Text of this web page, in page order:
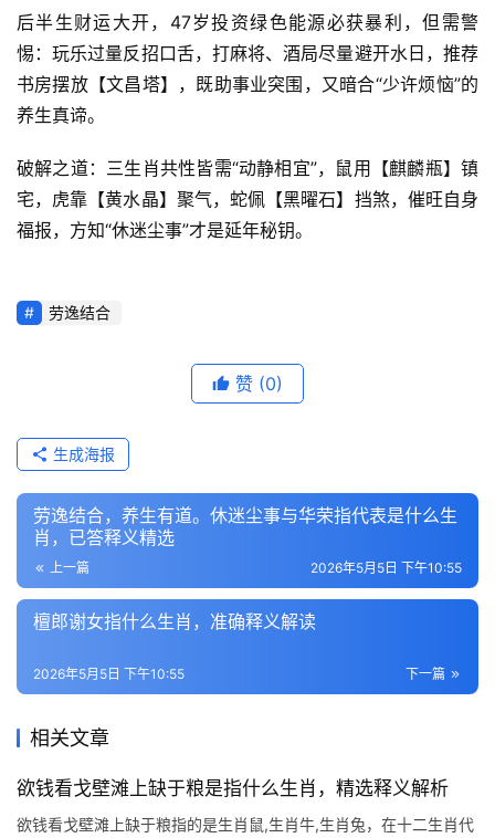
后半生财运大开，47岁投资绿色能源必获暴利，但需警
惕：玩乐过量反招口舌，打麻将、酒局尽量避开水日，推荐
书房摆放【文昌塔】，既助事业突围，又暗合“少许烦恼”的
养生真谛。
破解之道：三生肖共性皆需“动静相宜”，鼠用【麒麟瓶】镇
宅，虎靠【黄水晶】聚气，蛇佩【黑曜石】挡煞，催旺自身
福报，方知“休迷尘事”才是延年秘钥。
劳逸结合
赞 (0)
生成海报
劳逸结合，养生有道。休迷尘事与华荣指代表是什么生
肖，已答释义精选
上一篇 2026年5月5日 下午10:55
檀郎谢女指什么生肖，准确释义解读
下一篇
2026年5月5日 下午10:55
相关文章
欲钱看戈壁滩上缺于粮是指什么生肖，精选释义解析
欲钱看戈壁滩上缺于粮指的是生肖鼠,生肖牛,生肖兔，在十二生肖代